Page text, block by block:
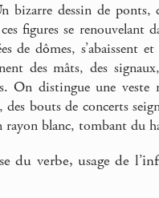
bizarre dessin de ponts,
figures se
de dômes, s’abaissent
des mâts, des
On distingue une veste
bouts de concerts
rayon blanc, tombant du
du verbe, usage de